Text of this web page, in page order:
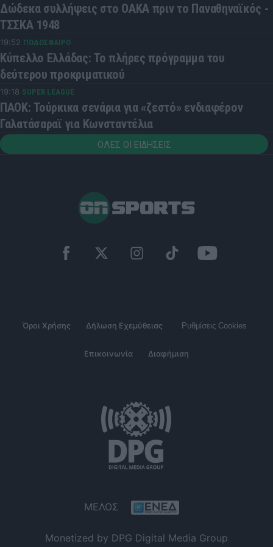
Δώδεκα συλλήψεις στο ΟΑΚΑ πριν το Παναθηναϊκός -
ΤΣΣΚΑ 1948
19:52 ΠΟΔΟΣΦΑΙΡΟ
Κύπελλο Ελλάδας: Το πλήρες πρόγραμμα του
δεύτερου προκριματικού
19:18 SUPER LEAGUE
ΠΑΟΚ: Τούρκικα σενάρια για «ζεστό» ενδιαφέρον
Γαλατάσαραϊ για Κωνσταντέλια
ΟΛΕΣ ΟΙ ΕΙΔΗΣΕΙΣ
Όροι Χρήσης Δήλωση Εχεμύθειας Ρυθμίσεις Cookies
Επικοινωνία Διαφήμιση
ΜΕΛΟΣ
Monetized by DPG Digital Media Group